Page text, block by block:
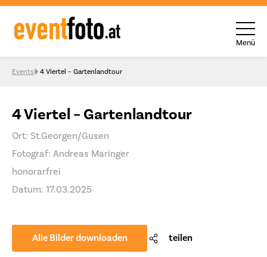
Skip to content
Menü
Events 4 Viertel – Gartenlandtour
4 Viertel – Gartenlandtour
Ort: St.Georgen/Gusen
Fotograf: Andreas Maringer
honorarfrei
Datum: 17.03.2025
Alle Bilder downloaden teilen